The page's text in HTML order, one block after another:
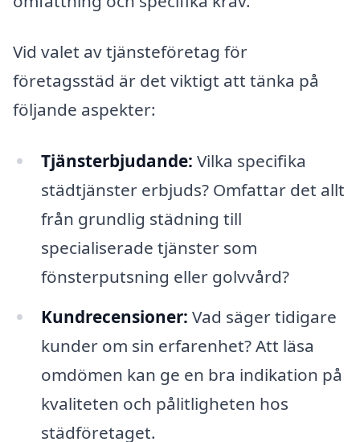
Vid valet av tjänsteföretag för
företagsstäd är det viktigt att tänka på
följande aspekter:
Tjänsterbjudande: Vilka specifika
städtjänster erbjuds? Omfattar det allt
från grundlig städning till
specialiserade tjänster som
fönsterputsning eller golvvård?
Kundrecensioner: Vad säger tidigare
kunder om sin erfarenhet? Att läsa
omdömen kan ge en bra indikation på
kvaliteten och pålitligheten hos
städföretaget.